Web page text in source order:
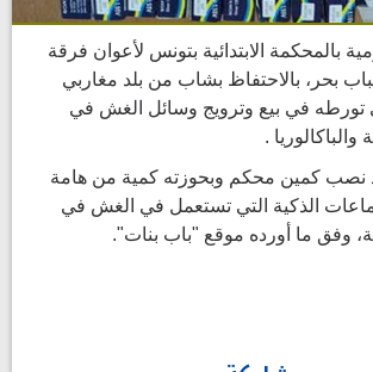
بالمحكمة الابتدائية بتونس لأعوان فرقة
بحر، بالاحتفاظ بشاب من بلد مغاربي
تورطه في بيع وترويج وسائل الغش في
والباكالوريا .
نصب كمين محكم وبحوزته كمية من هامة
الذكية التي تستعمل في الغش في
وفق ما أورده موقع "باب بنات".